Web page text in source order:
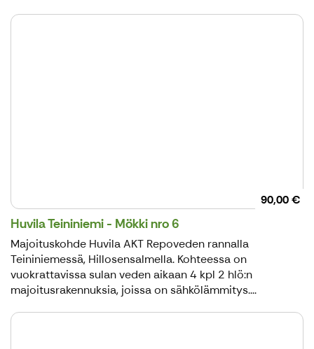
90,00 €
Huvila Teininiemi - Mökki nro 6
Majoituskohde Huvila AKT Repoveden rannalla
Teininiemessä, Hillosensalmella. Kohteessa on
vuokrattavissa sulan veden aikaan 4 kpl 2 hlö:n
majoitusrakennuksia, joissa on sähkölämmitys....